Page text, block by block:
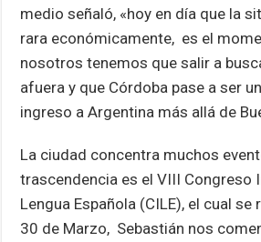
medio señaló, «hoy en día que la
rara económicamente, es el
nosotros tenemos que salir a
afuera y que Córdoba pase a ser
ingreso a Argentina más allá de
La ciudad concentra muchos
trascendencia es el VIII Congreso
Lengua Española (CILE), el cual se
30 de Marzo, Sebastián nos